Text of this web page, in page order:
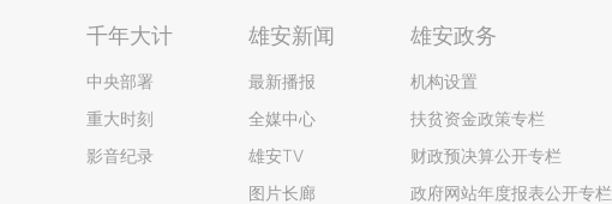
千年大计
中央部署
重大时刻
影音纪录
雄安新闻
最新播报
全媒中心
雄安TV
图片长廊
雄安政务
机构设置
扶贫资金政策专栏
财政预决算公开专栏
政府网站年度报表公开专栏